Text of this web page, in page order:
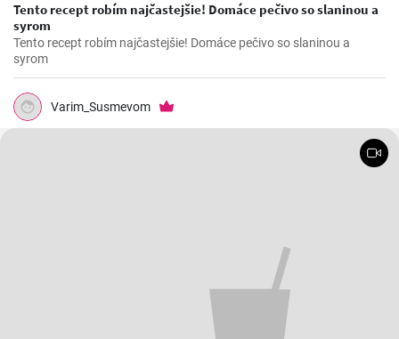
Tento recept robím najčastejšie! Domáce pečivo so slaninou a
syrom
Tento recept robím najčastejšie! Domáce pečivo so slaninou a
syrom
Varim_Susmevom